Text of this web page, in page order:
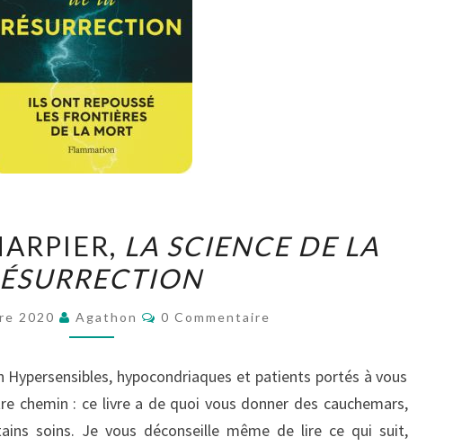
CHARPIER,
LA
DE
RÉSURRECTION
LA SCIENCE DE LA
2020 Agathon Commentaires
0 Commentaire
Hypersensibles, hypocondriaques et patients portés à vous
chemin : ce livre a de quoi vous donner des cauchemars,
soins. Je vous déconseille même de lire ce qui suit,